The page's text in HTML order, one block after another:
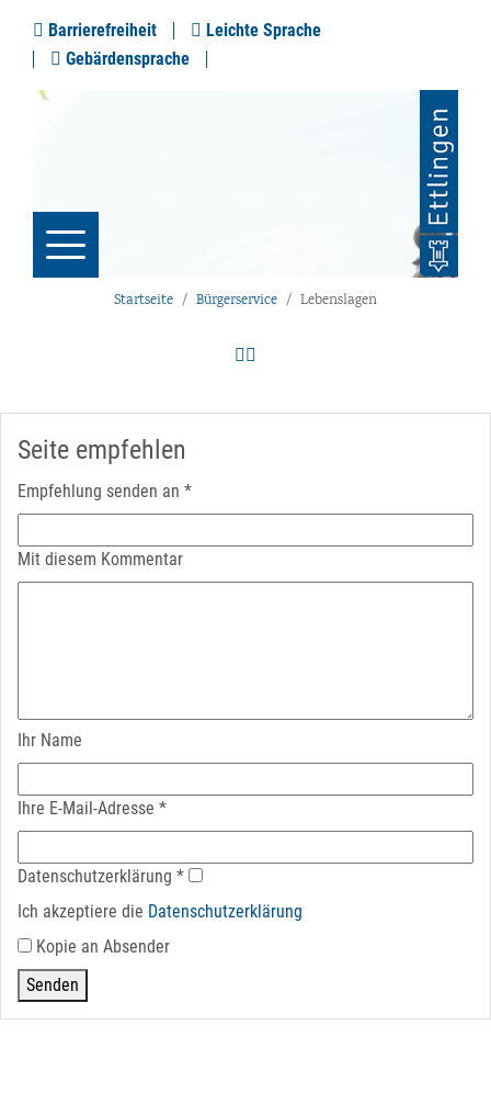
Barrierefreiheit
Leichte Sprache
Gebärdensprache
Startseite Bürgerservice Lebenslagen
Seite empfehlen
Empfehlung senden an *
Mit diesem Kommentar
Ihr Name
Ihre E-Mail-Adresse *
Datenschutz­erklärung *
Ich akzeptiere die Datenschutz­erklärung
Kopie an Absender